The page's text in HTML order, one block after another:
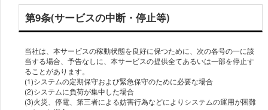
第9条(サービスの中断・停止等)
当社は、本サービスの稼動状態を良好に保つために、次の各号の一に該
当する場合、予告なしに、本サービスの提供全てあるいは一部を停止す
ることがあります。
(1)システムの定期保守および緊急保守のために必要な場合
(2)システムに負荷が集中した場合
(3)火災、停電、第三者による妨害行為などによりシステムの運用が困難